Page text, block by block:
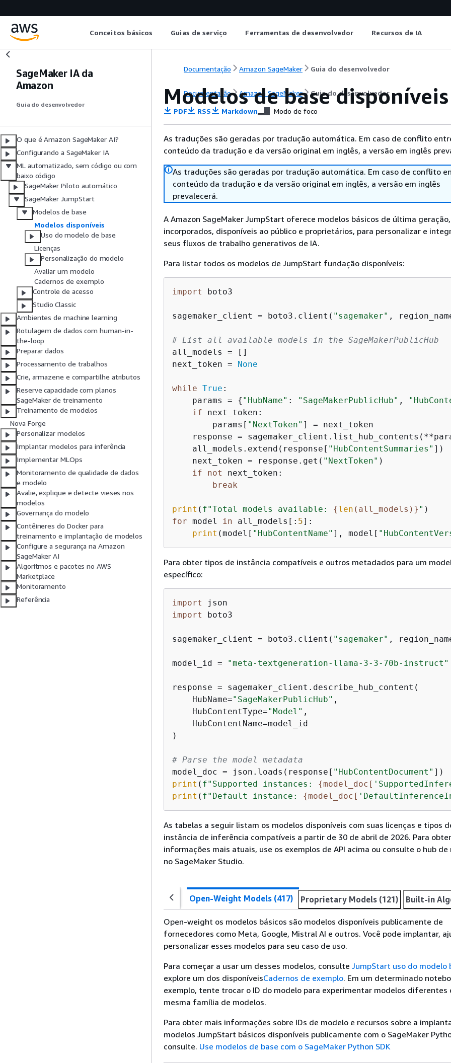
Conceitos básicos Guias de serviço Ferramentas de desenvolvedor Recursos de IA
SageMaker IA da
Amazon
Guia do desenvolvedor
O que é Amazon SageMaker AI?
Configurando a SageMaker IA
ML automatizado, sem código ou com
baixo código
SageMaker Piloto automático
SageMaker JumpStart
Modelos de base
Modelos disponíveis
Uso do modelo de base
Licenças
Personalização do modelo
Avaliar um modelo
Cadernos de exemplo
Controle de acesso
Studio Classic
Ambientes de machine learning
Rotulagem de dados com human-in-
the-loop
Preparar dados
Processamento de trabalhos
Crie, armazene e compartilhe atributos
Reserve capacidade com planos
SageMaker de treinamento
Treinamento de modelos
Nova Forge
Personalizar modelos
Implantar modelos para inferência
Implementar MLOps
Monitoramento de qualidade de dados
e modelo
Avalie, explique e detecte vieses nos
modelos
Governança do modelo
Contêineres do Docker para
treinamento e implantação de modelos
Configure a segurança na Amazon
SageMaker AI
Algoritmos e pacotes no AWS
Marketplace
Monitoramento
Referência
Documentação Amazon SageMaker Guia do desenvolvedor
Documentação Amazon SageMaker Guia do desenvolvedor
Modelos de base disponíveis
PDF RSS Markdown Modo de foco
As traduções são geradas por tradução automática. Em caso de conflito
conteúdo da tradução e da versão original em inglês, a versão em inglês
As traduções são geradas por tradução automática. Em caso de conflito
conteúdo da tradução e da versão original em inglês, a versão em inglês
prevalecerá.
A Amazon SageMaker JumpStart oferece modelos básicos de última geração,
incorporados, disponíveis ao público e proprietários, para personalizar e
seus fluxos de trabalho generativos de IA.
Para listar todos os modelos de JumpStart fundação disponíveis:
import boto3
sagemaker_client = boto3.client( "sagemaker" ,
# List all available models in the SageMakerPublicHub
all_models = []
next_token = None
while True :
    params =
{ "HubName" : "SageMakerPublicHub" ,
if next_token:
        params[
"NextToken" ] = next_token
response =
    all_models.extend(response[
"HubContentSummaries" ])
    next_token = response.get(
"NextToken" )
if
not
next_token:
break
print ( f"Total models available: {len (all_models)} "
for model in all_models[: 5]:
print (model[ "HubContentName" ], model[
Para obter tipos de instância compatíveis e outros metadados para um
específico:
import
import
boto3
sagemaker_client = boto3.client( "sagemaker" ,
model_id = "meta-textgeneration-llama-3-3-70b-instruct"
response = sagemaker_client.describe_hub_content(
    HubName=
"SageMakerPublicHub" ,
    HubContentType=
"Model" ,
    HubContentName=model_id
)
# Parse the model metadata
model_doc = json.loads(response[ "HubContentDocument"
print ( f"Supported instances: {model_doc[
print ( f"Default instance: {model_doc[
As tabelas a seguir listam os modelos disponíveis com suas licenças e tipos
instância de inferência compatíveis a partir de 30 de abril de 2026. Para
informações mais atuais, use os exemplos de API acima ou consulte o hub de
no SageMaker Studio.
Open-Weight Models (417) Proprietary Models (121) Built-in
Open-weight os modelos básicos são modelos disponíveis publicamente de
fornecedores como Meta, Google, Mistral AI e outros. Você pode implantar,
personalizar esses modelos para seu caso de uso.
Para começar a usar um desses modelos, consulte JumpStart uso do modelo
explore um dos disponíveisCadernos de exemplo. Em um determinado
exemplo, tente trocar o ID do modelo para experimentar modelos diferentes
mesma família de modelos.
Para obter mais informações sobre IDs de modelo e recursos sobre a
modelos JumpStart básicos disponíveis publicamente com o SageMaker
consulte. Use modelos de base com o SageMaker Python SDK